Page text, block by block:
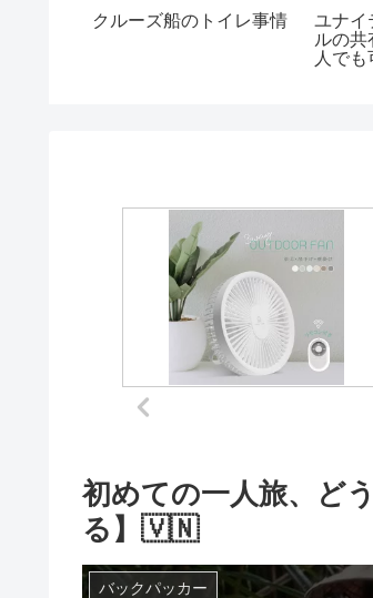
7月3日はトム・クルー
佐々木
100マ
発！！
初めての一人旅、ど
る】🇻🇳
バックパッカー